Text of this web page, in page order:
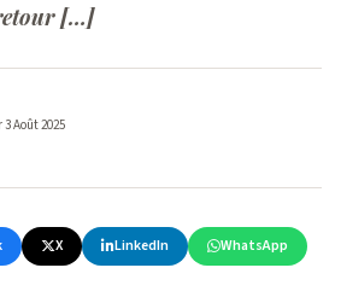
[…]
Août 2025
X LinkedIn WhatsApp